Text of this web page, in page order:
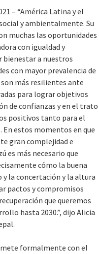
– “América Latina y el
y ambientalmente. Su
muchas las oportunidades
con igualdad y
bienestar a nuestros
con mayor prevalencia de
más resilientes ante
para lograr objetivos
de confianzas y en el trato
positivos tanto para el
estos momentos en que
gran complejidad e
es más necesario que
cómo la buena
la concertación y la altura
pactos y compromisos
que queremos
hasta 2030.”, dijo Alicia
formalmente con el